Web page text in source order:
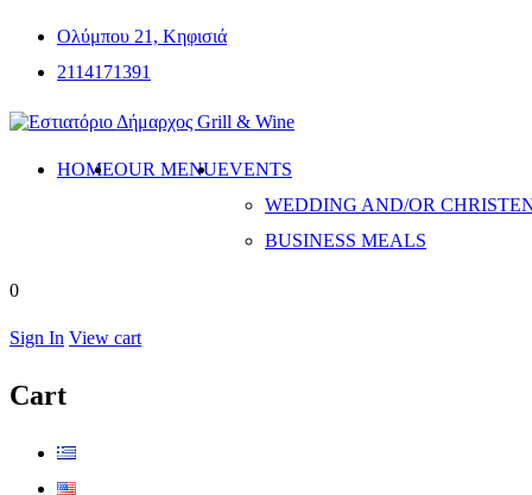
Ολύμπου 21, Κηφισιά
2114171391
HOMEOUR MENUEVENTS
WEDDING AND/OR
BUSINESS MEALS
0
Sign In View cart
Cart